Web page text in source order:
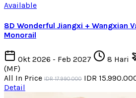
Available
8D Wonderful Jiangxi + Wangxian
Monorail
Okt 2026 - Feb 2027 8 Hari
(MF)
All In Price IDR 17.990.000 IDR
Detail